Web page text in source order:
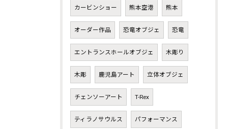
カービンショー 熊本空港 熊本
オーダー作品 恐竜オブジェ 恐竜
エントランスホールオブジェ 木彫り
木彫 鹿児島アート 立体オブジェ
チェンソーアート T-Rex
ティラノサウルス パフォーマンス